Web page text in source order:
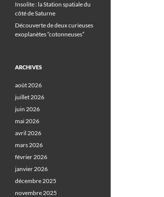
Insolite : la Station spatiale du
côté de Saturne
Découverte de deux curieuses
exoplanètes “cotonneuses”
ARCHIVES
août 2026
juillet 2026
juin 2026
mai 2026
avril 2026
mars 2026
février 2026
janvier 2026
décembre 2025
novembre 2025